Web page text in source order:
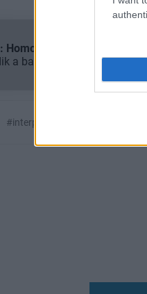
Homok, zene és a nyár
a balatoni strandröplabda-
#interplay